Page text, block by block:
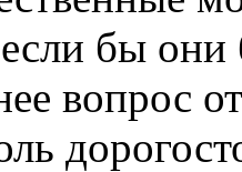
бы
вопрос